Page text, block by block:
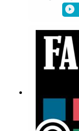
ihre
fremder
Pelicot
erreichte,
vorstellbar
das
Resultat
Horaczek
Raimund